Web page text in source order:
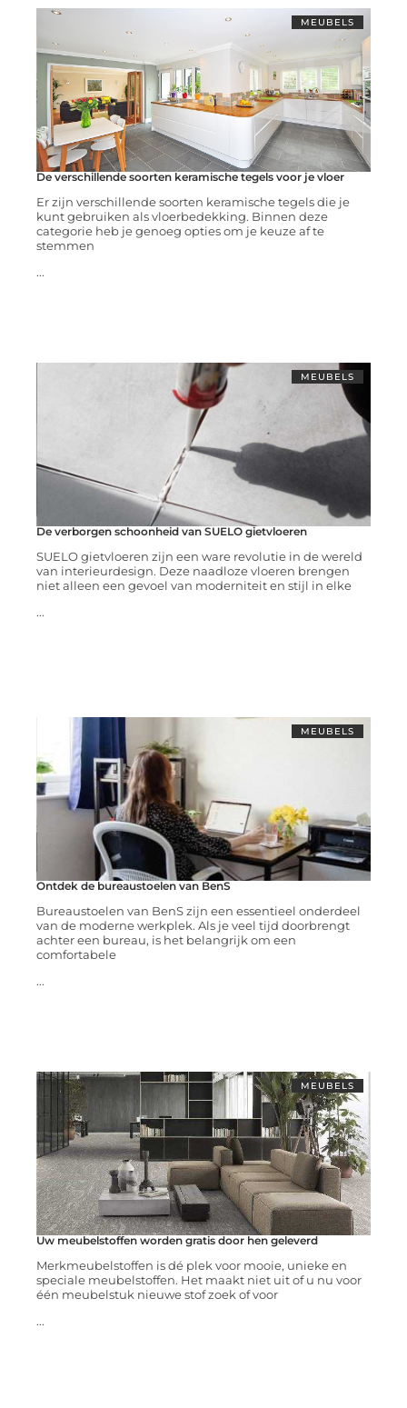
MEUBELS
De verschillende soorten keramische tegels voor je vloer
Er zijn verschillende soorten keramische tegels die je
kunt gebruiken als vloerbedekking. Binnen deze
categorie heb je genoeg opties om je keuze af te
stemmen
...
MEUBELS
De verborgen schoonheid van SUELO gietvloeren
SUELO gietvloeren zijn een ware revolutie in de wereld
van interieurdesign. Deze naadloze vloeren brengen
niet alleen een gevoel van moderniteit en stijl in elke
...
MEUBELS
Ontdek de bureaustoelen van BenS
Bureaustoelen van BenS zijn een essentieel onderdeel
van de moderne werkplek. Als je veel tijd doorbrengt
achter een bureau, is het belangrijk om een
comfortabele
...
MEUBELS
Uw meubelstoffen worden gratis door hen geleverd
Merkmeubelstoffen is dé plek voor mooie, unieke en
speciale meubelstoffen. Het maakt niet uit of u nu voor
één meubelstuk nieuwe stof zoek of voor
...